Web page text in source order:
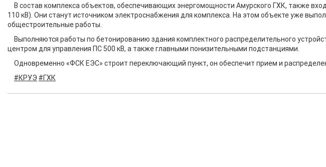
В состав комплекса объектов, обеспечивающих энергомощности Амурского ГХК, также
110 кВ). Они станут источником электроснабжения для комплекса. На этом объекте уже
общестроительные работы.
Выполняются работы по бетонированию здания комплектного распределительного
центром для управления ПС 500 кВ, а также главными понизительными подстанциями.
Одновременно «ФСК ЕЭС» строит переключающий пункт, он обеспечит прием и
#КРУЭ #ГХК